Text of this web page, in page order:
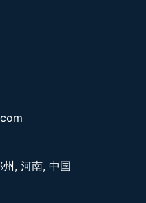
, 河南, 中国